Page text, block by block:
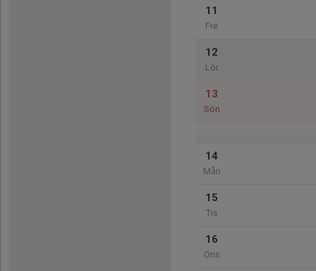
11
Fre
12
Lör
13
Sön
14
Mån
15
Tis
16
Ons